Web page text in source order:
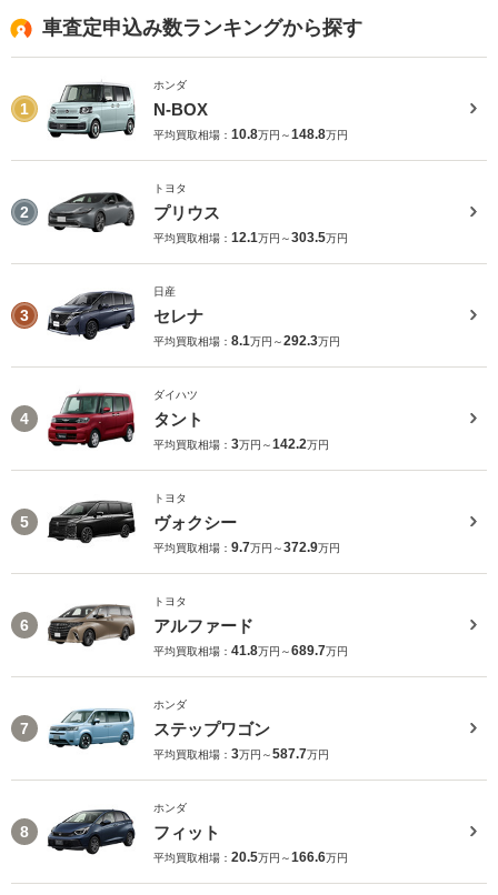
車査定申込み数ランキングから探す
1
ホンダ
N-BOX
平均買取相場： 10.8万円～148.8万円
2
トヨタ
プリウス
平均買取相場： 12.1万円～303.5万円
3
日産
セレナ
平均買取相場： 8.1万円～292.3万円
4
ダイハツ
タント
平均買取相場： 3万円～142.2万円
5
トヨタ
ヴォクシー
平均買取相場： 9.7万円～372.9万円
6
トヨタ
アルファード
平均買取相場： 41.8万円～689.7万円
7
ホンダ
ステップワゴン
平均買取相場： 3万円～587.7万円
8
ホンダ
フィット
平均買取相場： 20.5万円～166.6万円